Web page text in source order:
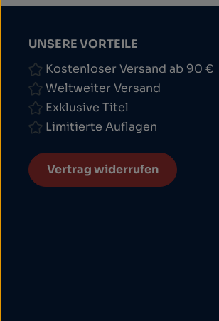
UNSERE VORTEILE
Kostenloser Versand ab 90 €
Weltweiter Versand
Exklusive Titel
Limitierte Auflagen
Vertrag widerrufen